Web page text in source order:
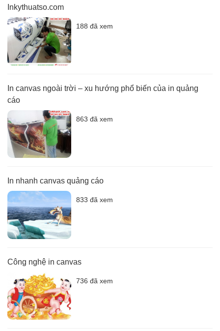
Inkythuatso.com
188 đã xem
In canvas ngoài trời – xu hướng phổ biến của in quảng
cáo
863 đã xem
In nhanh canvas quảng cáo
833 đã xem
Công nghệ in canvas
736 đã xem